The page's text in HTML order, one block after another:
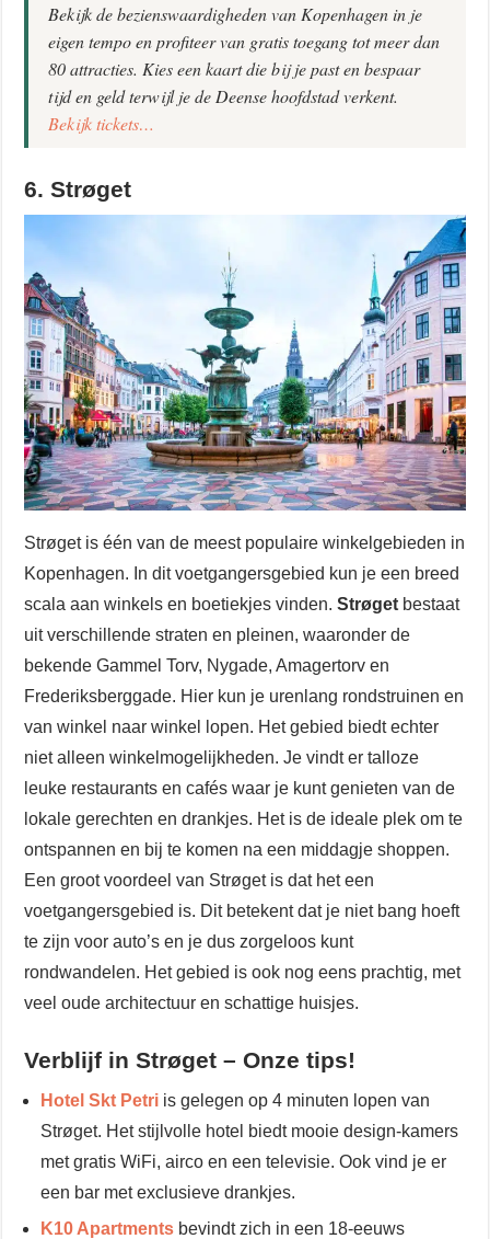
Bekijk de bezienswaardigheden van Kopenhagen in je
eigen tempo en profiteer van gratis toegang tot meer dan
80 attracties. Kies een kaart die bij je past en bespaar
tijd en geld terwijl je de Deense hoofdstad verkent.
Bekijk tickets…
6. Strøget
Strøget is één van de meest populaire winkelgebieden in
Kopenhagen. In dit voetgangersgebied kun je een breed
scala aan winkels en boetiekjes vinden.Strøget bestaat
uit verschillende straten en pleinen, waaronder de
bekende Gammel Torv, Nygade, Amagertorv en
Frederiksberggade. Hier kun je urenlang rondstruinen en
van winkel naar winkel lopen. Het gebied biedt echter
niet alleen winkelmogelijkheden. Je vindt er talloze
leuke restaurants en cafés waar je kunt genieten van de
lokale gerechten en drankjes. Het is de ideale plek om te
ontspannen en bij te komen na een middagje shoppen.
Een groot voordeel van Strøget is dat het een
voetgangersgebied is. Dit betekent dat je niet bang hoeft
te zijn voor auto’s en je dus zorgeloos kunt
rondwandelen. Het gebied is ook nog eens prachtig, met
veel oude architectuur en schattige huisjes.
Verblijf in Strøget – Onze tips!
Hotel Skt Petri is gelegen op 4 minuten lopen van
Strøget. Het stijlvolle hotel biedt mooie design-kamers
met gratis WiFi, airco en een televisie. Ook vind je er
een bar met exclusieve drankjes.
K10 Apartments bevindt zich in een 18-eeuws